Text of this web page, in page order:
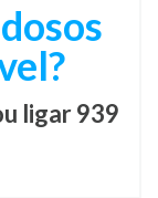
ligar 939